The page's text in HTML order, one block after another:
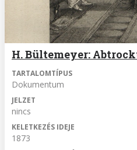
H. Bültemeyer:
TARTALOMTÍPUS
Dokumentum
JELZET
nincs
KELETKEZÉS IDEJE
1873